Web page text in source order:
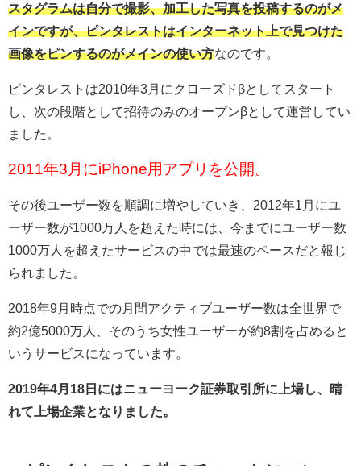
スタグラムは自分で撮影、加工した写真を投稿するのがメ
インですが、ピンタレストはインターネット上で見つけた
画像をピンするのがメインの使い方なのです。
ピンタレストは2010年3 月にクローズドβとしてスタート
し、次の段階として招待のみのオープンβとして運営してい
ました。
2011年3月にiPhone用アプリを公開。
その後ユーザー数を順調に増やしていき、 2012年1 月にユ
ーザー数が1000万人を超えた時には、今までにユーザー数
1000万人を超えたサービスの中では最速のペースだと報じ
られました。
2018年9 月時点での月間アクティブユーザー数は全世界で
約2億5000万人、そのうち女性ユーザーが約8割を占めると
いうサービスになっています。
2019年4月18日にはニューヨーク証券取引所に上場し、晴
れて上場企業となりました。